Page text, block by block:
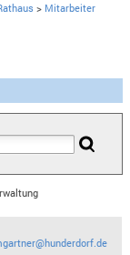
> Mitarbeiter